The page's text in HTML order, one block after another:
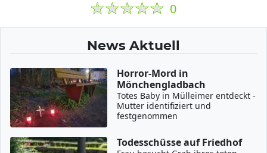
0
News Aktuell
Horror-Mord in
Mönchengladbach
Totes Baby in Mülleimer entdeckt -
Mutter identifiziert und
festgenommen
Todesschüsse auf Friedhof